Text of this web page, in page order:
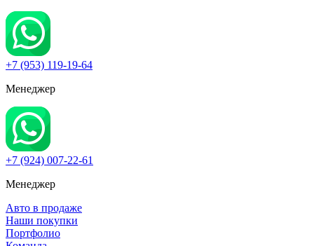
+7 (953) 119-19-64
Менеджер
+7 (924) 007-22-61
Менеджер
Авто в продаже
Наши покупки
Портфолио